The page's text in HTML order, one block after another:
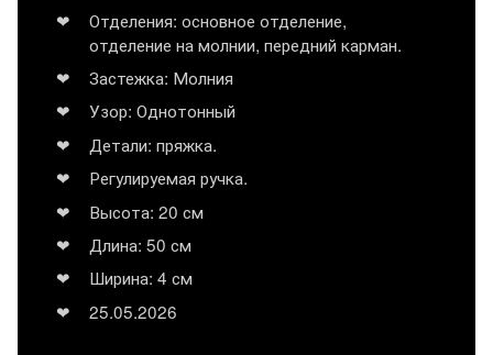
Отделения: основное отделение,
отделение на молнии, передний карман.
Застежка: Молния
Узор: Однотонный
Детали: пряжка.
Регулируемая ручка.
Высота: 20 см
Длина: 50 см
Ширина: 4 см
25.05.2026